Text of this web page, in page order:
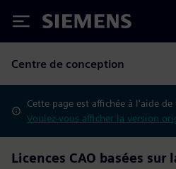
Siemens
Centre de conception
Cette page est affichée à l'aide
Voulez-vous afficher la version
Licences CAO basées sur